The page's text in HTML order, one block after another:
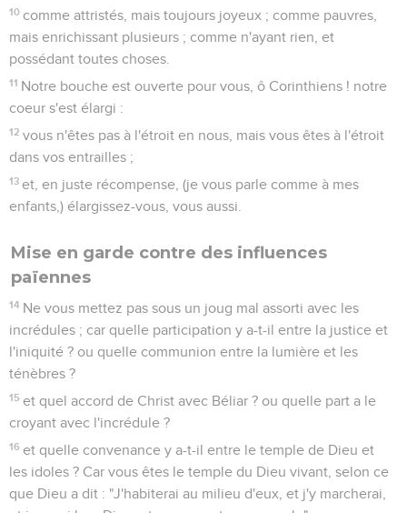
10 comme attristés, mais toujours joyeux ; comme pauvres,
mais enrichissant plusieurs ; comme n'ayant rien, et
possédant toutes choses.
11 Notre bouche est ouverte pour vous, ô Corinthiens ! notre
coeur s'est élargi :
12 vous n'êtes pas à l'étroit en nous, mais vous êtes à l'étroit
dans vos entrailles ;
13 et, en juste récompense, (je vous parle comme à mes
enfants,) élargissez-vous, vous aussi.
Mise en garde contre des influences
païennes
14 Ne vous mettez pas sous un joug mal assorti avec les
incrédules ; car quelle participation y a-t-il entre la justice et
l'iniquité ? ou quelle communion entre la lumière et les
ténèbres ?
15 et quel accord de Christ avec Béliar ? ou quelle part a le
croyant avec l'incrédule ?
16 et quelle convenance y a-t-il entre le temple de Dieu et
les idoles ? Car vous êtes le temple du Dieu vivant, selon ce
que Dieu a dit : "J'habiterai au milieu d'eux, et j'y marcherai,